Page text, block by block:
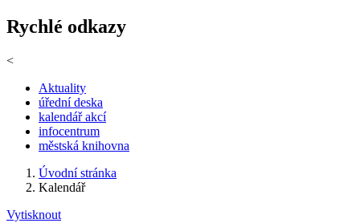
Rychlé odkazy
<
Aktuality
úřední deska
kalendář akcí
infocentrum
městská knihovna
Úvodní stránka
Kalendář
Vytisknout